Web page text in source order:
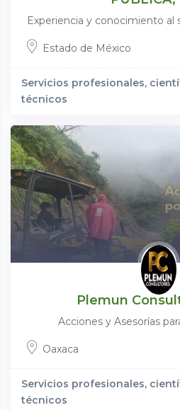
Experiencia y conocimiento al
Estado de México
Servicios profesionales,
técnicos
Plemun
Acciones y Asesorías
Oaxaca
Servicios profesionales,
técnicos